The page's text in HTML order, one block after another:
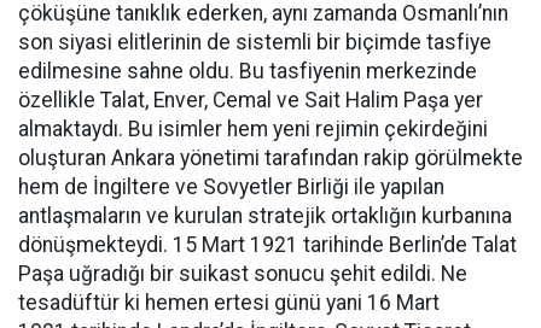
çöküşüne tanıklık ederken, aynı zamanda Osmanlı’nın
son siyasi elitlerinin de sistemli bir biçimde tasfiye
edilmesine sahne oldu. Bu tasfiyenin merkezinde
özellikle Talat, Enver, Cemal ve Sait Halim Paşa yer
almaktaydı. Bu isimler hem yeni rejimin çekirdeğini
oluşturan Ankara yönetimi tarafından rakip görülmekte
hem de İngiltere ve Sovyetler Birliği ile yapılan
antlaşmaların ve kurulan stratejik ortaklığın kurbanına
dönüşmekteydi. 15 Mart 1921 tarihinde Berlin’de Talat
Paşa uğradığı bir suikast sonucu şehit edildi. Ne
tesadüftür ki hemen ertesi günü yani 16 Mart